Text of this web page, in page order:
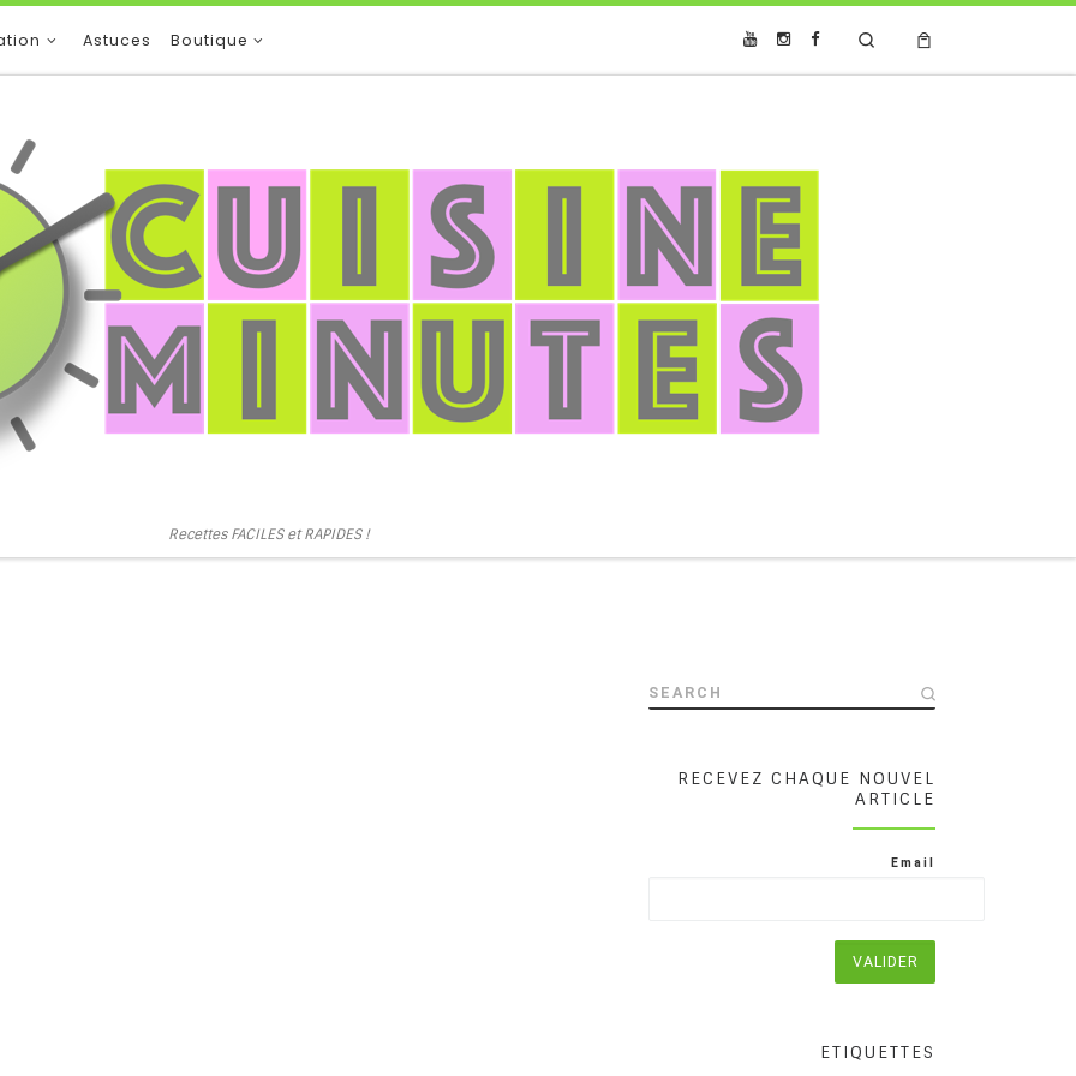
Astuces Boutique Search
Recettes FACILES et RAPIDES !
SEARCH
RECEVEZ CHAQUE NOUVEL
ARTICLE
Email
ETIQUETTES